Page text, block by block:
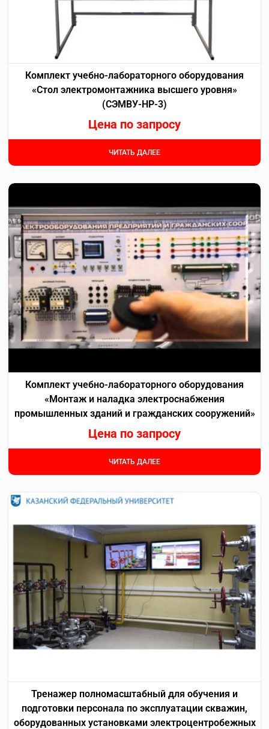
Комплект учебно-лабораторного оборудования
«Стол электромонтажника высшего уровня»
(СЭМВУ-НР-3)
Цена по запросу
ЧИТАТЬ ДАЛЕЕ
Комплект учебно-лабораторного оборудования
«Монтаж и наладка электроснабжения
промышленных зданий и гражданских сооружений»
Цена по запросу
ЧИТАТЬ ДАЛЕЕ
Тренажер полномасштабный для обучения и
подготовки персонала по эксплуатации скважин,
оборудованных установками электроцентробежных